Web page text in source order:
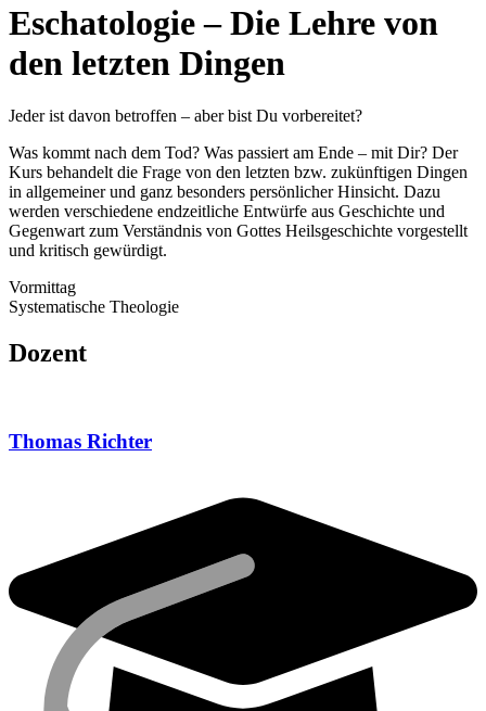
Eschatologie – Die Lehre von
den letzten Dingen
Jeder ist davon betroffen – aber bist Du vorbereitet?
Was kommt nach dem Tod? Was passiert am Ende – mit Dir? Der
Kurs behandelt die Frage von den letzten bzw. zukünftigen Dingen
in allgemeiner und ganz besonders persönlicher Hinsicht. Dazu
werden verschiedene endzeitliche Entwürfe aus Geschichte und
Gegenwart zum Verständnis von Gottes Heilsgeschichte vorgestellt
und kritisch gewürdigt.
Vormittag
Systematische Theologie
Dozent
Thomas Richter